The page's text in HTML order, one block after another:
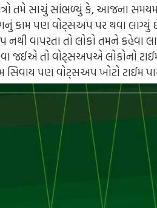
તમે સાચું સાંભળ્યું કે, આજના
કામ પણ વોટ્સઅપ પર થવા
વાપરતા તો લોકો તમને કહેવા
જઈએ તો વોટ્સઅપએ લોકોનો
સિવાય પણ વોટ્સઅપ ખોટો ટાઈમ